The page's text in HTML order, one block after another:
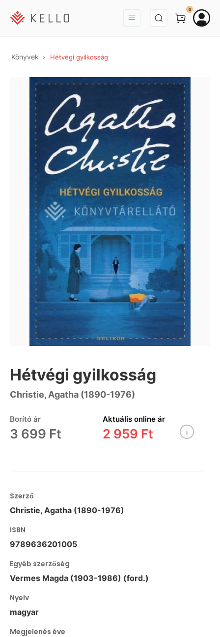
BEJELENTKEZÉS
0
Könyvek Hétvégi gyilkosság
Hétvégi gyilkosság
Christie, Agatha (1890-1976)
Borító ár
3 699 Ft
Aktuális online ár
2 959 Ft
Szerző
Christie, Agatha (1890-1976)
ISBN
9789636201005
Egyéb szerzőség
Vermes Magda (1903-1986) (ford.)
Nyelv
magyar
Megjelenés éve